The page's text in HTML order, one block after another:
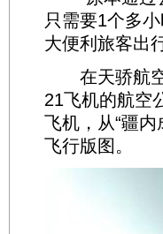
只需要1个多
大便利旅客出
在天骄航空
21飞机的航空
飞机，从“疆
飞行版图。